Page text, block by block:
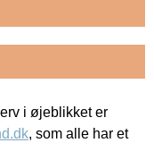
i øjeblikket er
, som alle har et